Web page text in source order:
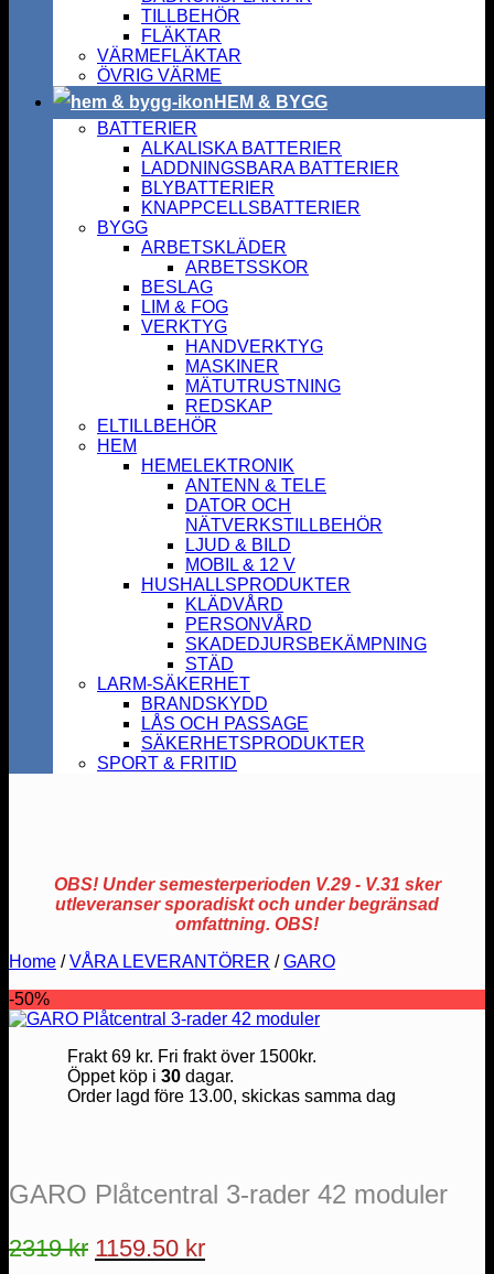
TILLBEHÖR
FLÄKTAR
VÄRMEFLÄKTAR
ÖVRIG VÄRME
HEM & BYGG
BATTERIER
ALKALISKA BATTERIER
LADDNINGSBARA BATTERIER
BLYBATTERIER
KNAPPCELLSBATTERIER
BYGG
ARBETSKLÄDER
ARBETSSKOR
BESLAG
LIM & FOG
VERKTYG
HANDVERKTYG
MASKINER
MÄTUTRUSTNING
REDSKAP
ELTILLBEHÖR
HEM
HEMELEKTRONIK
ANTENN & TELE
DATOR OCH
NÄTVERKSTILLBEHÖR
LJUD & BILD
MOBIL & 12 V
HUSHALLSPRODUKTER
KLÄDVÅRD
PERSONVÅRD
SKADEDJURSBEKÄMPNING
STÄD
LARM-SÄKERHET
BRANDSKYDD
LÅS OCH PASSAGE
SÄKERHETSPRODUKTER
SPORT & FRITID
OBS! Under semesterperioden V.29 - V.31 sker
utleveranser sporadiskt och under begränsad
omfattning. OBS!
Home / VÅRA LEVERANTÖRER / GARO
-50%
Frakt 69 kr. Fri frakt över 1500kr.
Öppet köp i 30dagar.
Order lagd före 13.00, skickas samma dag
GARO Plåtcentral 3-rader 42 moduler
2319kr Det
1159.50 krDet